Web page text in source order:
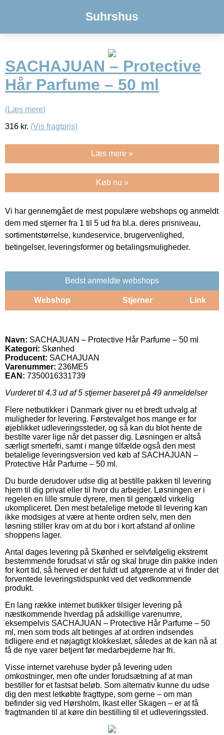
Suhrshus
SACHAJUAN – Protective
Hår Parfume – 50 ml
(Læs mere)
316 kr. (Vis fragtpris)
Læs mere »
Køb nu »
Vi har gennemgået de mest populære webshops og anmeldt
dem med stjerner fra 1 til 5 ud fra bl.a. deres prisniveau,
sortimentstørrelse, kundeservice, brugervenlighed,
betingelser, leveringsformer og betalingsmuligheder.
Bedst anmeldte webshops
Webshop Stjerner Link
Navn: SACHAJUAN – Protective Hår Parfume – 50 ml
Kategori: Skønhed
Producent: SACHAJUAN
Varenummer: 236ME5
EAN: 7350016331739
Vurderet til 4.3 ud af 5 stjerner baseret på 49 anmeldelser
Flere netbutikker i Danmark giver nu et bredt udvalg af
muligheder for levering. Førstevalget hos mange er for
øjeblikket udleveringssteder, og så kan du blot hente de
bestilte varer lige når det passer dig. Løsningen er altså
særligt smertefri, samt i mange tilfælde også den mest
betalelige leveringsversion ved køb af SACHAJUAN –
Protective Hår Parfume – 50 ml.
Du burde derudover udse dig at bestille pakken til levering
hjem til dig privat eller til hvor du arbejder. Løsningen er i
regelen en lille smule dyrere, men til gengæld virkelig
ukompliceret. Den mest betalelige metode til levering kan
ikke modsiges at være at hente ordren selv, men den
løsning stiller krav om at du bor i kort afstand af online
shoppens lager.
Antal dages levering på Skønhed er selvfølgelig ekstremt
bestemmende forudsat vi står og skal bruge din pakke inden
for kort tid, så herved er det fuldt ud afgørende at vi finder det
forventede leveringstidspunkt ved det vedkommende
produkt.
En lang række internet butikker tilsiger levering på
næstkommende hverdag på adskillige varenumre,
eksempelvis SACHAJUAN – Protective Hår Parfume – 50
ml, men som trods alt betinges af at ordren indsendes
tidligere end et nøjagtigt klokkeslæt, således at de kan nå at
få de nye varer betjent før medarbejderne har fri.
Visse internet varehuse byder på levering uden
omkostninger, men ofte under forudsætning af at man
bestiller for et fastsat beløb. Som alternativ kunne du udse
dig den mest letkøbte fragttype, som gerne – om man
befinder sig ved Hørsholm, Ikast eller Skagen – er at få
fragtmanden til at køre din bestilling til et udleveringssted.